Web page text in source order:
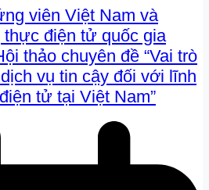
viên Việt Nam và
điện tử quốc gia
thảo chuyên đề “Vai trò
vụ tin cậy đối với lĩnh
tử tại Việt Nam”